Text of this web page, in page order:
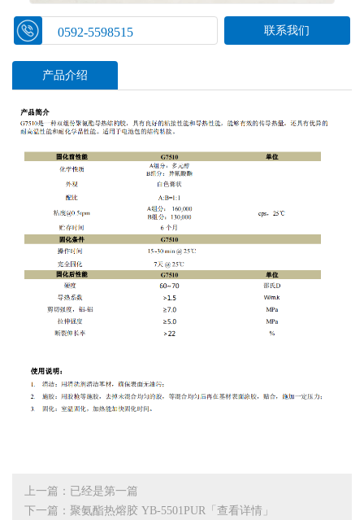
0592-5598515 联系我们
产品介绍
上一篇：已经是第一篇
下一篇：聚氨酯热熔胶 YB-5501PUR「查看详情」